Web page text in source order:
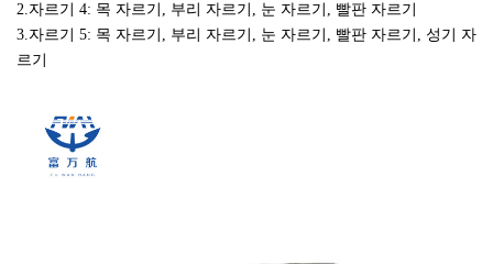
2.자르기 4: 목 자르기, 부리 자르기, 눈 자르기, 빨판 자르기
3.자르기 5: 목 자르기, 부리 자르기, 눈 자르기, 빨판 자르기, 성기 자
르기